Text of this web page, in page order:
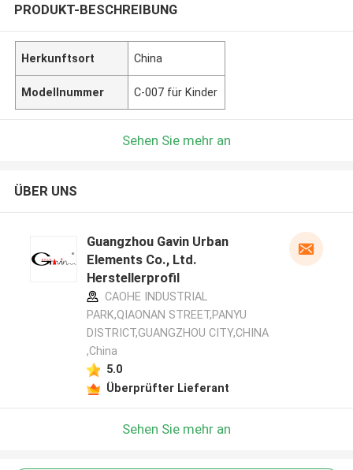
PRODUKT-BESCHREIBUNG
Herkunftsort China
Modellnummer C-007 für Kinder
Sehen Sie mehr an
ÜBER UNS
Guangzhou Gavin Urban
Elements Co., Ltd.
Herstellerprofil
CAOHE INDUSTRIAL
PARK,QIAONAN STREET,PANYU
DISTRICT,GUANGZHOU CITY,CHINA
,China
5.0
Überprüfter Lieferant
Sehen Sie mehr an